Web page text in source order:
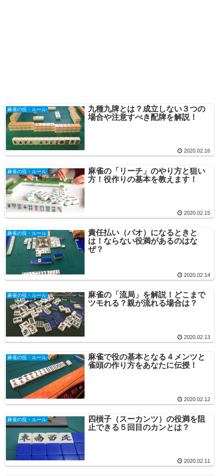
麻雀の役・ルール
九種九牌とは？成立しない３つの
場合や注意すべき配牌を解説！
2020.02.16
麻雀の役・ルール
麻雀の「リーチ」のやり方と狙い
方！役作りの基本を教えます！
2020.02.15
麻雀の役・ルール
責任払い（パオ）になるときと
は！ならない役満があるのはな
ぜ？
2020.02.14
麻雀の役・ルール
麻雀の「流局」を解説！どこまで
ツモれる？親が流れる場合は？
2020.02.13
麻雀の役・ルール
麻雀で役の基本となる４メンツと
雀頭の作り方をあなたに伝授！
2020.02.12
麻雀の役・ルール
四槓子（スーカンツ）の役満を阻
止できる５回目のカンとは？
2020.02.11